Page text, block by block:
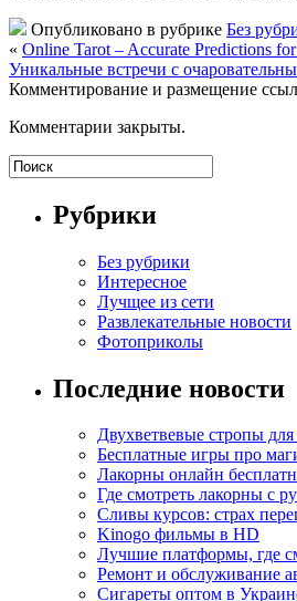
Опубликовано в рубрике Без
« Online Tarot – Accurate Predictions
Уникальные встречи с
Комментирование и размещение
Комментарии закрыты.
Рубрики
Без рубрики
Интересное
Лучщее из сети
Развлекательные новости
Фотоприколы
Последние новости
Двухветвевые стропы
Бесплатные игры про
Лакорны онлайн
Где смотреть лакорны с
Сливы курсов: страх
Kinogo фильмы в HD
Лучшие платформы, где
Ремонт и обслуживание
Сигареты оптом в